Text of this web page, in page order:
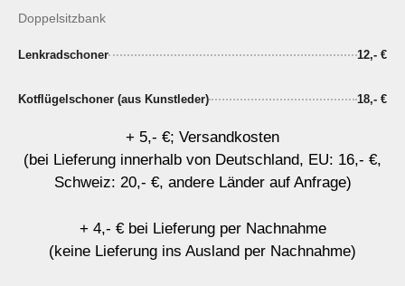
Doppelsitzbank
Lenkradschoner 12,- €
Kotflügelschoner (aus Kunstleder) 18,- €
+ 5,- €; Versandkosten
(bei Lieferung innerhalb von Deutschland, EU: 16,- €,
Schweiz: 20,- €, andere Länder auf Anfrage)
+ 4,- € bei Lieferung per Nachnahme
(keine Lieferung ins Ausland per Nachnahme)